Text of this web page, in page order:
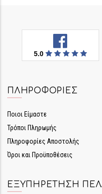
5.0
ΠΛΗΡΟΦΟΡΊΕΣ
Ποιοι Είμαστε
Τρόποι Πληρωμής
Πληροφορίες Αποστολής
Όροι και Προϋποθέσεις
ΕΞΥΠΗΡΈΤΗΣΗ